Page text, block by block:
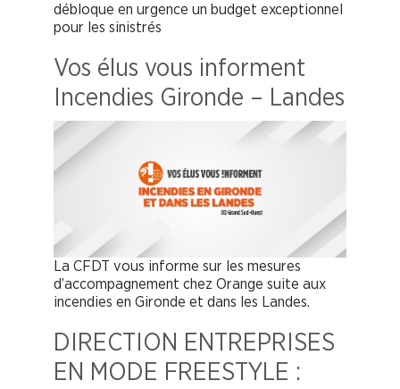
débloque en urgence un budget exceptionnel
pour les sinistrés
Vos élus vous informent
Incendies Gironde – Landes
La CFDT vous informe sur les mesures
d’accompagnement chez Orange suite aux
incendies en Gironde et dans les Landes.
DIRECTION ENTREPRISES
EN MODE FREESTYLE :